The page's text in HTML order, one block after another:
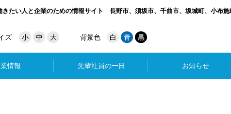
きたい人と企業のための情報サイト 長野市、須坂市、千曲市、坂城町、小布
ズ 小 中 大 背景色 白 青 黒
情報 先輩社員の一日 お知らせ